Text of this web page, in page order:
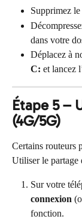
Supprimez
dans votre
Déplacez à
C: et lancez
Étape 5 –
(4G/5G)
Certains routeurs
Utiliser le partage
Sur votre
connexion
fonction.